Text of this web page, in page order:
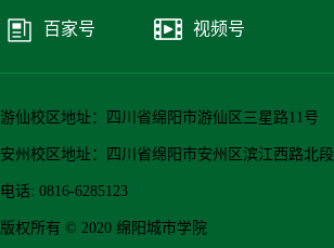
百家号 视频号
游仙校区地址：四川省绵阳市游仙区三星路11号
安州校区地址：四川省绵阳市安州区滨江西路北
电话: 0816-6285123
版权所有 © 2020 绵阳城市学院